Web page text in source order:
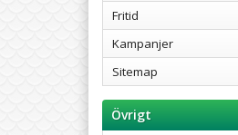
Fritid
Kampanjer
Sitemap
Övrigt